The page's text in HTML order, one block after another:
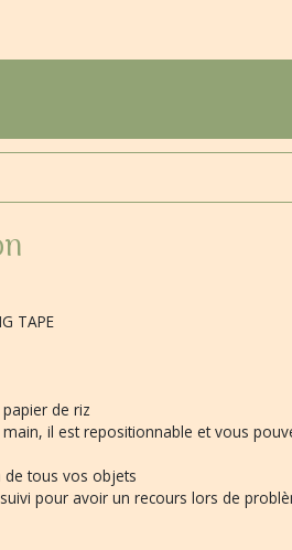
TAPE
de riz
il est repositionnable et vous
de tous vos objets
pour avoir un recours lors de